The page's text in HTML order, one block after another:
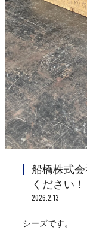
船橋株式
ください！
2026.2.13
シーズです。